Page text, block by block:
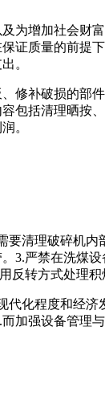
为增加社会财
证质量的前提
。
修补破损的部
包括清理晒按
。
清理破碎机
3.严禁在洗煤
转方式处理积
化程度和经
加强设备管理